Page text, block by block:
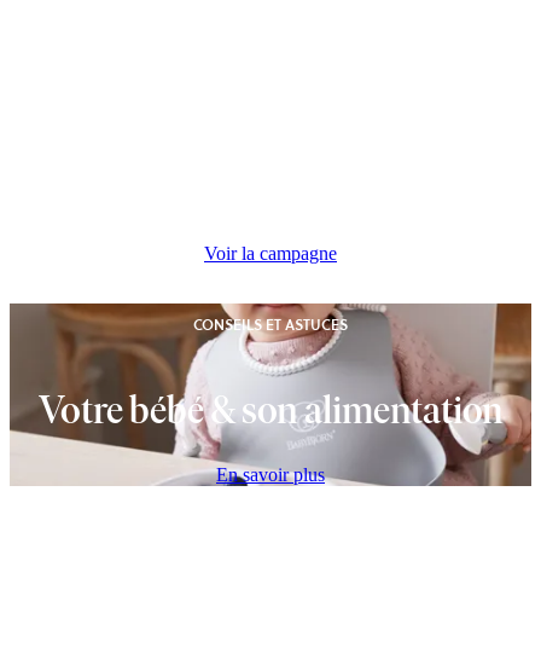
Voir la campagne
CONSEILS ET ASTUCES
Votre bébé & son alimentation
En savoir plus